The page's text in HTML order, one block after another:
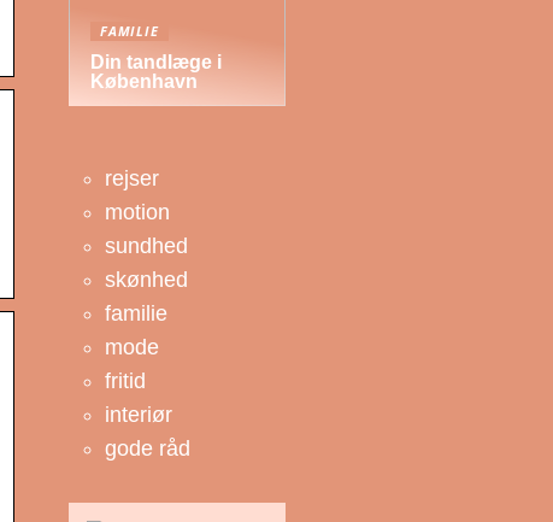
FAMILIE
Din tandlæge i
København
rejser
motion
sundhed
skønhed
familie
mode
fritid
interiør
gode råd